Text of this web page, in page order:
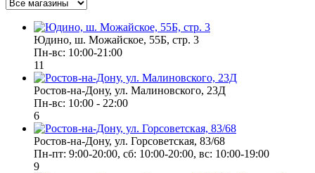
Юдино, ш. Можайское, 55Б, стр. 3
Пн-вс: 10:00-21:00
11
Ростов-на-Дону, ул. Малиновского, 23Д
Пн-вс: 10:00 - 22:00
6
Ростов-на-Дону, ул. Горсоветская, 83/68
Пн-пт: 9:00-20:00, сб: 10:00-20:00, вс: 10:00-19:00
9